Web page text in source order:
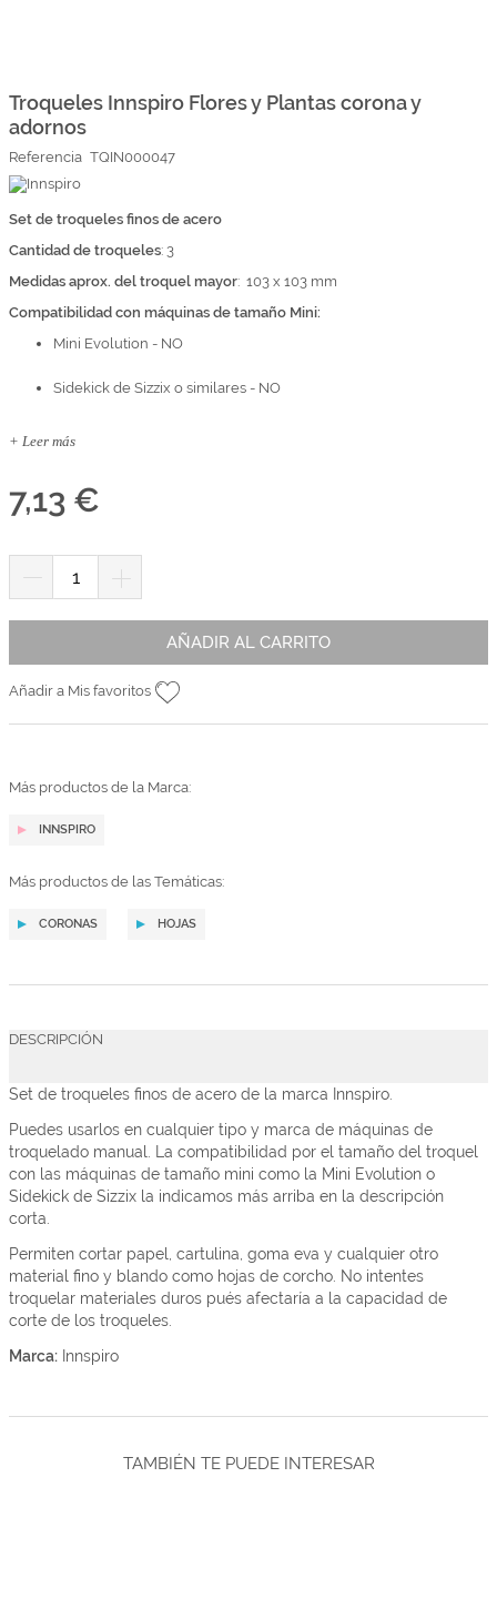
Top Ventas
Iniciar sesión/Regístrate
Somos Kimidori
comienzo
la
galería
imágenes
Troqueles Innspiro Flores y Plantas corona y
adornos
Referencia TQIN000047
Set de troqueles finos de acero
Cantidad de troqueles: 3
Medidas aprox. del troquel mayor: 103 x 103 mm
Compatibilidad con máquinas de tamaño Mini:
Mini Evolution - NO
Sidekick de Sizzix o similares - NO
+ Leer más
7,13 €
AÑADIR AL CARRITO
Añadir a Mis favoritos
Más productos de la Marca:
INNSPIRO
Más productos de las Temáticas:
CORONAS HOJAS
DESCRIPCIÓN
Set de troqueles finos de acero de la marca Innspiro.
Puedes usarlos en cualquier tipo y marca de máquinas de
troquelado manual. La compatibilidad por el tamaño del troquel
con las máquinas de tamaño mini como la Mini Evolution o
Sidekick de Sizzix la indicamos más arriba en la descripción
corta.
Permiten cortar papel, cartulina, goma eva y cualquier otro
material fino y blando como hojas de corcho. No intentes
troquelar materiales duros pués afectaría a la capacidad de
corte de los troqueles.
Marca: Innspiro
TAMBIÉN TE PUEDE INTERESAR